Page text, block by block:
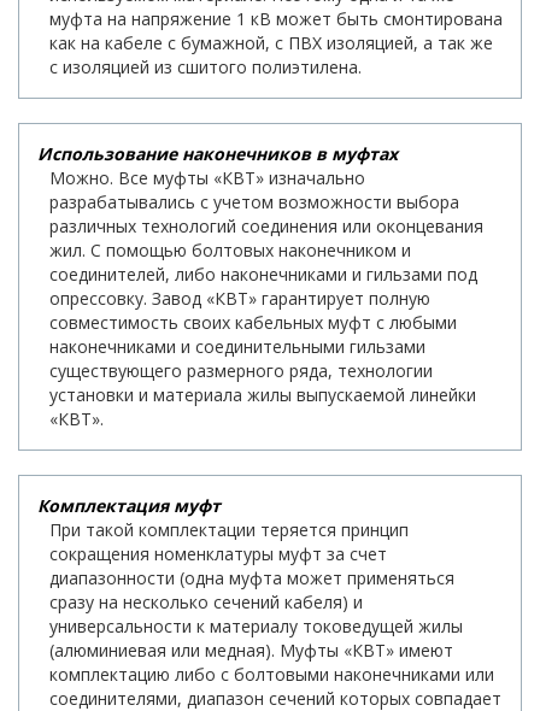
муфта на напряжение 1 кВ может быть смонтирована
как на кабеле с бумажной, с ПВХ изоляцией, а так же
с изоляцией из сшитого полиэтилена.
Использование наконечников в муфтах
Можно. Все муфты «КВТ» изначально
разрабатывались с учетом возможности выбора
различных технологий соединения или оконцевания
жил. С помощью болтовых наконечником и
соединителей, либо наконечниками и гильзами под
опрессовку. Завод «КВТ» гарантирует полную
совместимость своих кабельных муфт с любыми
наконечниками и соединительными гильзами
существующего размерного ряда, технологии
установки и материала жилы выпускаемой линейки
«КВТ».
Комплектация муфт
При такой комплектации теряется принцип
сокращения номенклатуры муфт за счет
диапазонности (одна муфта может применяться
сразу на несколько сечений кабеля) и
универсальности к материалу токоведущей жилы
(алюминиевая или медная). Муфты «КВТ» имеют
комплектацию либо с болтовыми наконечниками или
соединителями, диапазон сечений которых совпадает